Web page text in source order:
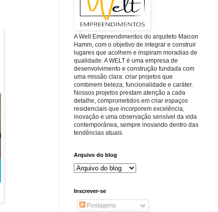
A Welt Empreendimentos do arquiteto Maicon
Hamm, com o objetivo de integrar e construir
lugares que acolhem e inspiram moradias de
qualidade. A WELT é uma empresa de
desenvolvimento e construção fundada com
uma missão clara: criar projetos que
combinem beleza, funcionalidade e caráter.
Nossos projetos prestam atenção a cada
detalhe, comprometidos em criar espaços
residenciais que incorporem excelência,
inovação e uma observação sensível da vida
contemporânea, sempre inovando dentro das
tendências atuais.
Arquivo do blog
Inscrever-se
Postagens